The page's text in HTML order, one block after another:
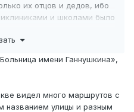
их отцов и дедов, ибо
и школами было
имени Ганнушкина»,
видел много маршрутов с
названием улицы и разным